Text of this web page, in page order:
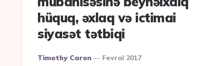
hüquq, əxlaq və ictimai
siyasət tətbiqi
Posted
Timothy Caron Fevral 2017